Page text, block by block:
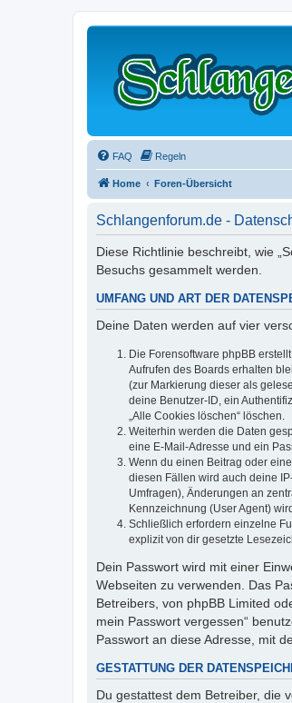
FAQ Regeln
Home Foren-Übersicht
Schlangenforum.de -
Diese Richtlinie beschreibt, wie
Besuchs gesammelt werden.
UMFANG UND ART DER
Deine Daten werden auf vier
Die Forensoftware phpBB
Aufrufen des Boards erhalten
(zur Markierung dieser als
deine Benutzer-ID, ein
„Alle Cookies löschen“ löschen.
Weiterhin werden die Daten
eine E-Mail-Adresse und ein
Wenn du einen Beitrag oder
diesen Fällen wird auch deine
Umfragen), Änderungen an
Kennzeichnung (User Agent)
Schließlich erfordern einzelne
explizit von dir gesetzte
Dein Passwort wird mit einer
Webseiten zu verwenden. Das
Betreibers, von phpBB Limited
mein Passwort vergessen“
Passwort an diese Adresse, mit
GESTATTUNG DER
Du gestattest dem Betreiber, die